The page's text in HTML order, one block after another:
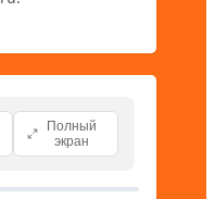
Полный
экран